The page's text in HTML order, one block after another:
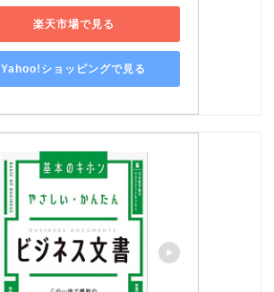
楽天市場で見る
Yahoo!ショッピングで見る